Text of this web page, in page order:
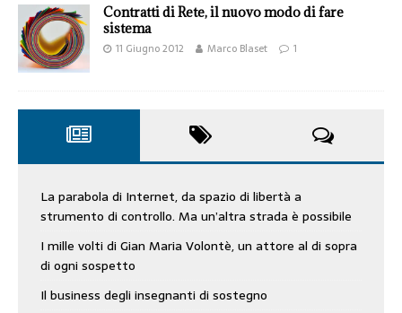
Contratti di Rete, il nuovo modo di fare
sistema
11 Giugno 2012 Marco Blaset 1
La parabola di Internet, da spazio di libertà a
strumento di controllo. Ma un’altra strada è possibile
I mille volti di Gian Maria Volontè, un attore al di sopra
di ogni sospetto
Il business degli insegnanti di sostegno